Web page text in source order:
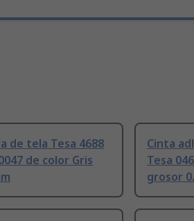
de tela Tesa 4688
de color Gris
Cinta
Tesa
grosor